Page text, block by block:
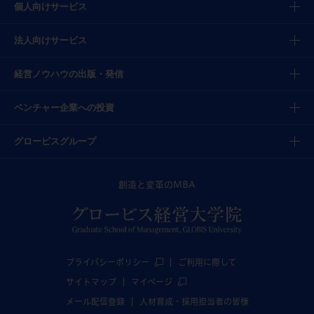
個人向けサービス
法人向けサービス
経営ノウハウの出版・発信
ベンチャー企業への投資
グロービスグループ
創造と変革のMBA
プライバシーポリシー ご利用に際して
サイトマップ マイページ
メール配信登録 人材育成・採用担当者の皆様